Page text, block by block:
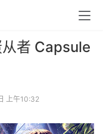
者 Capsule
上午10:32